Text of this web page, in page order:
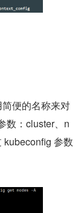
便的名称来对
数：cluster、n
kubeconfig 参数